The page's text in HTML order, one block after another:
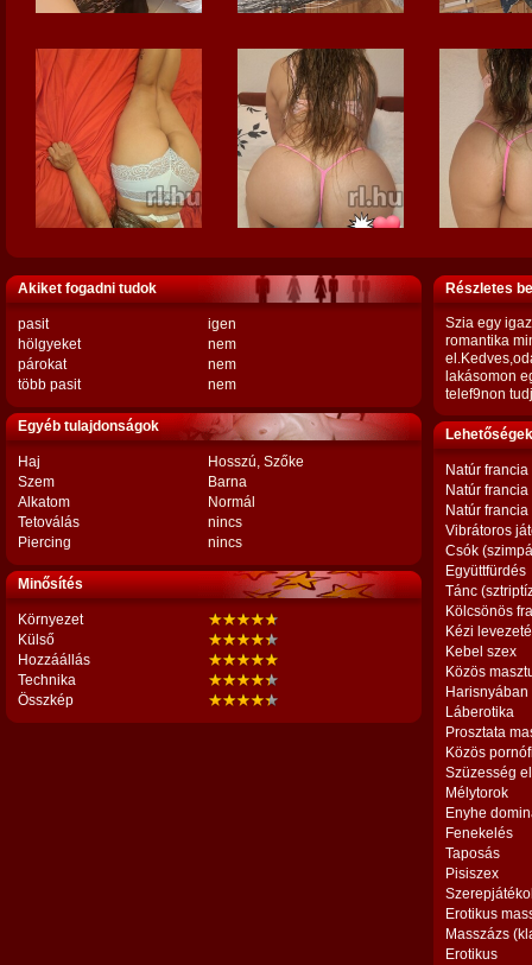
Akiket fogadni tudok
pasit
igen
hölgyeket
nem
párokat
nem
több pasit
nem
Egyéb tulajdonságok
Haj
Hosszú, Szőke
Szem
Barna
Alkatom
Normál
Tetoválás
nincs
Piercing
nincs
Minősítés
Környezet
Külső
Hozzáállás
Technika
Összkép
Részletes
Szia egy
romantika
lakásomon
telef9non
Natúr francia
Natúr
Natúr
Vibrátoros
Csók
Együttfürdés
Tánc
Kölcsönös
Kézi
Kebel szex
Közös
Harisnyában
Láberotika
Prosztata
Közös
Szüzesség
Mélytorok
Enyhe
Fenekelés
Taposás
Pisiszex
Erotikus
Masszázs
Erotikus